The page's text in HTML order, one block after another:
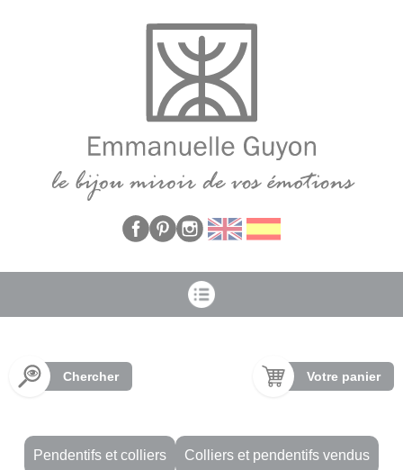
Chercher Votre panier
Pendentifs et colliers Colliers et pendentifs vendus